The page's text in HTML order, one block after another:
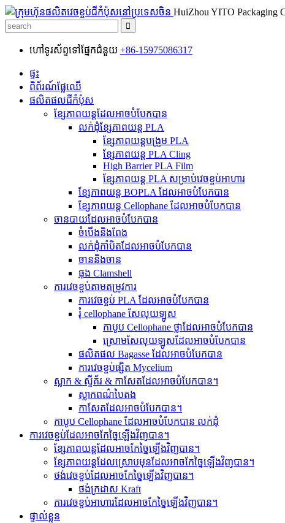
HuiZhou YITO Packaging
ហៅទូរស័ព្ទទៅផ្នែកជំនួយ +86-15975086317
ផ្ទះ
ពិព័រណ៍ផ្លែឈើ
ផលិតផលជីកំប៉ុស
ខ្សែភាពយន្តដែលអាចបំបែកបាន
លក់ដុំខ្សែភាពយន្ត PLA
ខ្សែភាពយន្តបង្រួម PLA
ខ្សែភាពយន្ត PLA Cling
High Barrier PLA Film
ខ្សែភាពយន្ត PLA សម្រាប់វេចខ្ចប់អាហារ
ខ្សែភាពយន្ត BOPLA ដែលអាចបំបែកបាន
ខ្សែភាពយន្ត Cellophane ដែលអាចបំបែកបាន
ចានបាយដែលអាចបំបែកបាន
ចំបើងនិងពែង
លក់ដុំកាំបិតដែលអាចបំបែកបាន
ចាននិងចាន
ធុង Clamshell
ការវេចខ្ចប់តាមតម្រូវការ
ការវេចខ្ចប់ PLA ដែលអាចបំបែកបាន
រុំ cellophane សែលុយឡូស
កាបូប Cellophane ថ្លាដែលអាចបំបែកបាន
ស្រោមសែលុយឡូសដែលអាចបំបែកបាន
ផលិតផល Bagasse ដែលអាចបំបែកបាន
ការវេចខ្ចប់ផ្សិត Mycelium
ស្លាក & ស្ទីគ័រ & កាសែតដែលអាចបំបែកបាន។
ស្លាកពណ៌បៃតង
កាសែតដែលអាចបំបែកបាន។
កាបូប Cellophane ដែលអាចបំបែកបាន លក់ដុំ
ការវេចខ្ចប់ដែលអាចកែច្នៃឡើងវិញបាន។
ខ្សែភាពយន្តដែលអាចកែច្នៃឡើងវិញបាន។
ខ្សែភាពយន្តដែលស្រោបមុនដែលអាចកែច្នៃឡើងវិញបាន។
ថង់វេចខ្ចប់ដែលអាចកែច្នៃឡើងវិញបាន។
ថង់ក្រដាស Kraft
ការវេចខ្ចប់អាហារដែលអាចកែច្នៃឡើងវិញបាន។
ផ្ទាល់ខ្លួន